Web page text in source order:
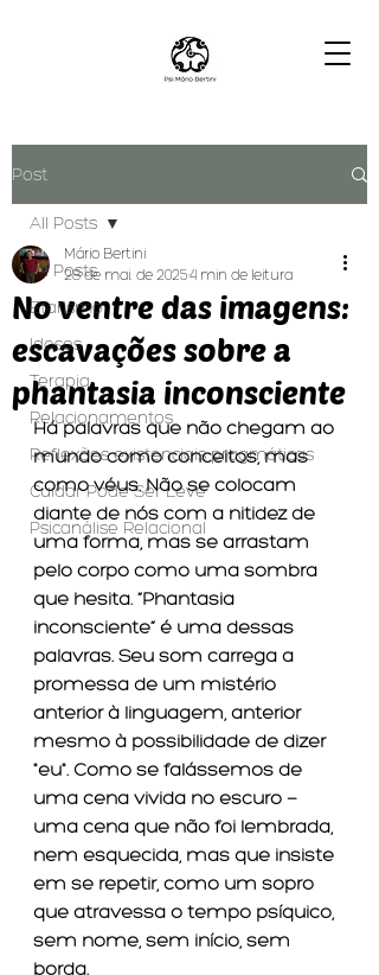
Post
All Posts
Etarismo
Idosos
Terapia
Relacionamentos
Reflexões existenciais pragmáticas
Cuidar Pode Ser Leve
Psicanálise Relacional
All Posts
No ventre das imagens:
escavações sobre a
phantasia inconsciente
Mário Bertini
28 de mai. de 20254 min de leitura
Há palavras que não chegam ao
mundo como conceitos, mas
como véus. Não se colocam
diante de nós com a nitidez de
uma forma, mas se arrastam
pelo corpo como uma sombra
que hesita. “Phantasia
inconsciente” é uma dessas
palavras. Seu som carrega a
promessa de um mistério
anterior à linguagem, anterior
mesmo à possibilidade de dizer
"eu". Como se falássemos de
uma cena vivida no escuro —
uma cena que não foi lembrada,
nem esquecida, mas que insiste
em se repetir, como um sopro
que atravessa o tempo psíquico,
sem nome, sem início, sem
borda.